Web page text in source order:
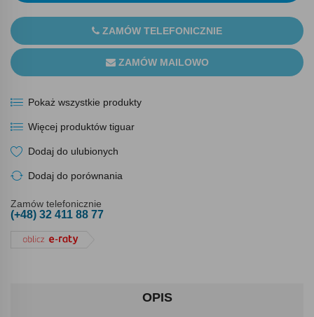
ZAMÓW TELEFONICZNIE
ZAMÓW MAILOWO
Pokaż wszystkie produkty
Więcej produktów tiguar
Dodaj do ulubionych
Dodaj do porównania
Zamów telefonicznie
(+48) 32 411 88 77
OPIS